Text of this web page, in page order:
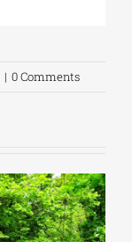
| 0 Comments